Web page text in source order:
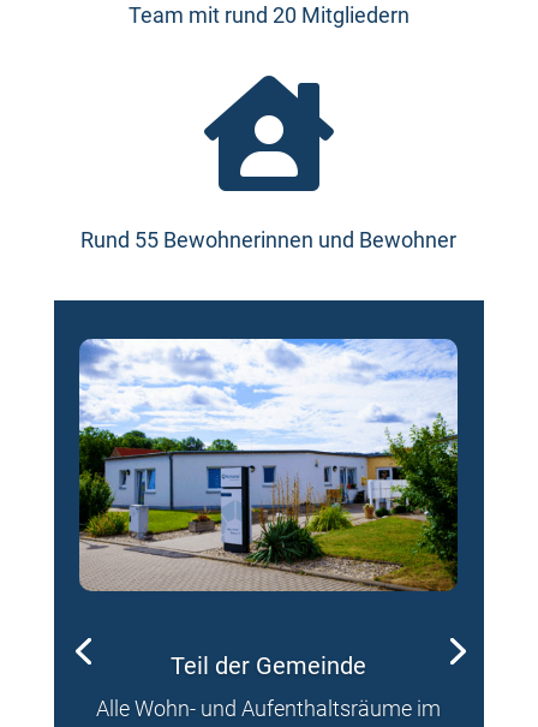
Team mit rund 20 Mitgliedern

Rund 55 Bewohnerinnen und Bewohner
Teil der Gemeinde
Alle Wohn- und Aufenthaltsräume im